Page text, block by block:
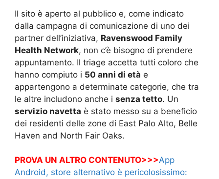
Il sito è aperto al pubblico e, come indicato
dalla campagna di comunicazione di uno dei
partner dell’iniziativa, Ravenswood Family
Health Network, non c’è bisogno di prendere
appuntamento. Il triage accetta tutti coloro che
hanno compiuto i 50 anni di età e
appartengono a determinate categorie, che tra
le altre includono anche i senza tetto. Un
servizio navetta è stato messo su a beneficio
dei residenti delle zone di East Palo Alto, Belle
Haven and North Fair Oaks.
PROVA UN ALTRO CONTENUTO>>>App
Android, store alternativo è pericolosissimo: